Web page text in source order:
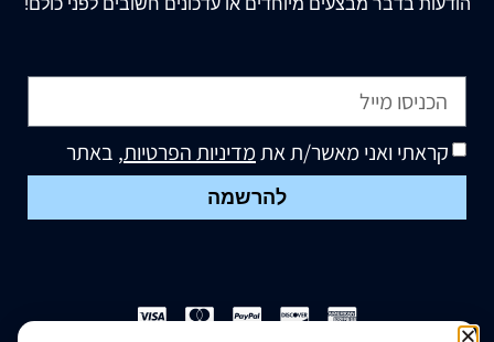
הודעות בדבר מבצעים מיוחדים או עדכונים חשובים לפני כולם!
קראתי ואני מאשר/ת אתמדיניות הפרטיות, באתר
להרשמה